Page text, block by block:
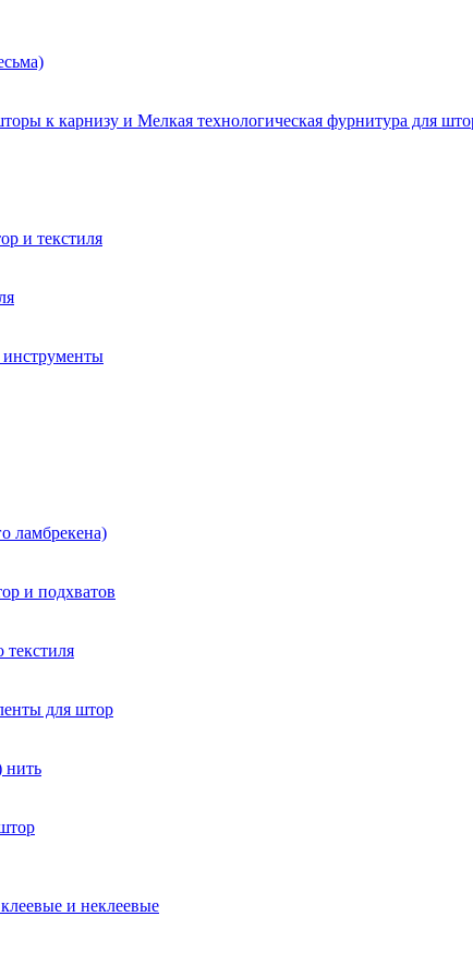
к карнизу и Мелкая технологическая фурнитура для
и текстиля
ламбрекена)
и подхватов
текстиля
для штор
нить
и неклеевые